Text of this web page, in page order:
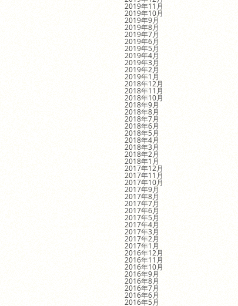
2019年11月
2019年10月
2019年9月
2019年8月
2019年7月
2019年6月
2019年5月
2019年4月
2019年3月
2019年2月
2019年1月
2018年12月
2018年11月
2018年10月
2018年9月
2018年8月
2018年7月
2018年6月
2018年5月
2018年4月
2018年3月
2018年2月
2018年1月
2017年12月
2017年11月
2017年10月
2017年9月
2017年8月
2017年7月
2017年6月
2017年5月
2017年4月
2017年3月
2017年2月
2017年1月
2016年12月
2016年11月
2016年10月
2016年9月
2016年8月
2016年7月
2016年6月
2016年5月